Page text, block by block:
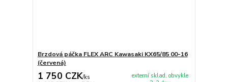
Brzdová páčka FLEX ARC Kawasaki KX65/85 00-16
(červená)
1 750 CZK/ks
externí sklad, obvykle